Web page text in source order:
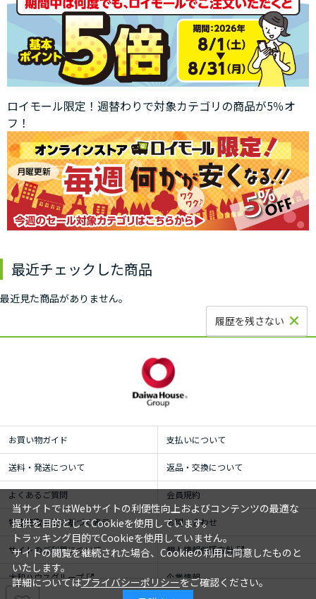
ロイモール限定！週替わりで対象カテゴリの商品が5％オ
フ！
最近チェックした商品
最近見た商品がありません。
履歴を残さない
お買い物ガイド 支払いについて
送料・発送について 返品・交換について
よくあるご質問 会員規約
特定商取引法に基づく表示 お問い合わせ
サイトのご利用について 個人情報保護方針
大和ハウスグループ 企業情報
当サイトではWebサイトの利便性向上およびコンテンツの最適な
提供を目的としてCookieを使用しています。
トラッキング目的でCookieを使用していません。
サイトの閲覧を継続された場合、Cookieの利用に同意したものと
いたします。
詳細についてはプライバシーポリシーをご確認ください。